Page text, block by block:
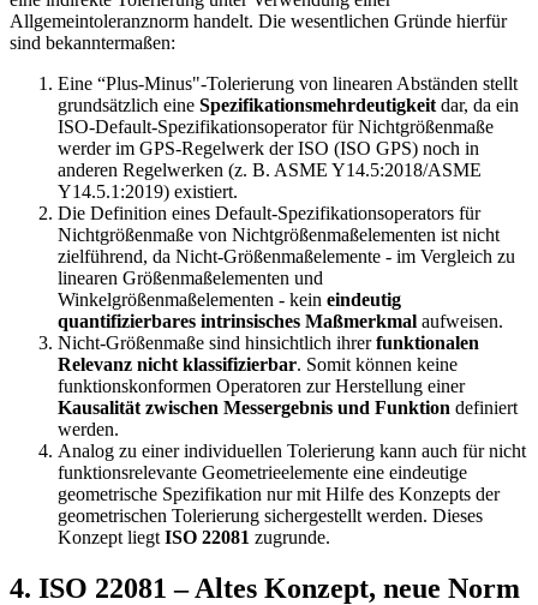
Allgemeintoleranznorm handelt. Die wesentlichen Gründe hierfür
sind bekanntermaßen:
Eine “Plus-Mi­nus"-Tolerierung von linearen Abstän­den stellt
grundsätzlich eine Spezifikationsmehr­deutigkeit dar, da ein
ISO-Default-Spezifika­tionsoperator für Nichtgrö­ßenmaße
werder im GPS-Regelwerk der ISO (ISO GPS) noch in
anderen Regelwerken (z. B. ASME Y14.5:2018/ASME
Y14.5.1:2019) existiert.
Die Definition eines Default-Spezifika­tionsoperators für
Nichtgrößenmaße von Nichtgrößenmaßelementen ist nicht
zielführend, da Nicht-Größenmaßele­mente - im Vergleich zu
linearen Größenmaßelementen und
Winkelgrößenmaßelementen - kein eindeutig
quantifizierbares intrinsisches Maß­merkmal aufwei­sen.
Nicht-Größenmaße sind hinsichtlich ihrerfunktionalen
Relevanz nicht klassifizierbar. Somit können keine
funktionskonformen Operatoren zur Herstellung einer
Kausalität zwi­schen Messer­gebnis und Funktion definiert
werden.
Analog zu einer individuellen Tolerierung kann auch für nicht
funktionsrelevante Geometrieelemente eine eindeutige
geometrische Spezifikation nur mit Hilfe des Konzepts der
geometrischen Tolerierung sichergestellt werden. Dieses
Konzept liegt ISO 22081 zugrunde.
4. ISO 22081 – Altes Konzept, neue Norm